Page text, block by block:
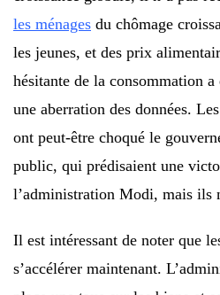
les ménages du chômage
les jeunes, et des prix
hésitante de la consommation
une aberration des données.
ont peut-être choqué le
public, qui prédisaient une
l’administration Modi, mais ils
Il est intéressant de noter que
s’accélérer maintenant.